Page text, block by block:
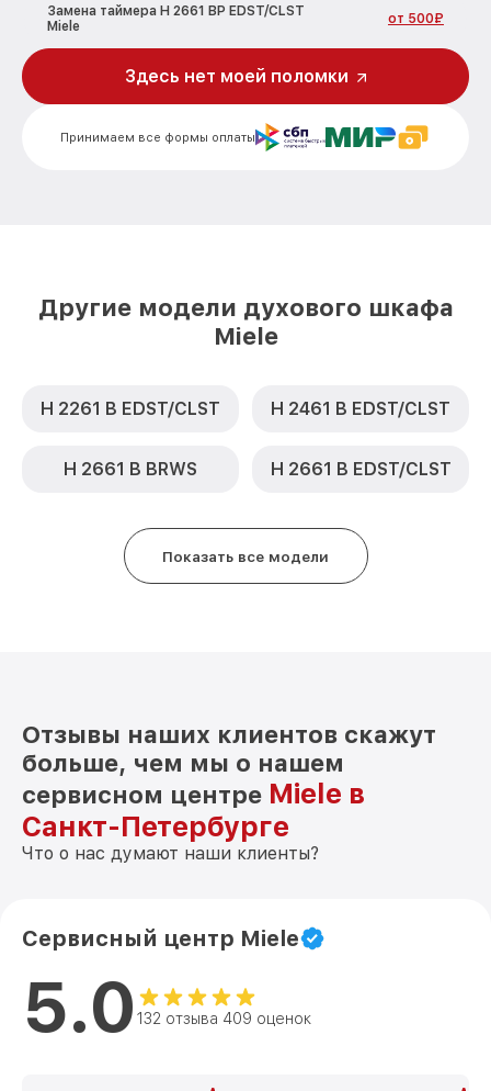
Замена таймера H 2661 BP EDST/CLST
Miele
от 500₽
Замена предохранителя H 2661 BP
EDST/CLST Miele
Замена шнура питания H 2661 BP
EDST/CLST Miele
от 500₽
Принимаем все формы оплаты
Здесь нет моей поломки
Другие модели духового шкафа
Miele
H 2261 B EDST/CLST H 2461 B EDST/CLST
H 2661 B BRWS H 2661 B EDST/CLST
Показать все модели
Отзывы наших клиентов скажут
больше, чем мы о нашем
сервисном центре Miele в
Санкт-Петербурге
Что о нас думают наши клиенты?
Сервисный центр Miele
5.0 132 отзыва 409 оценок